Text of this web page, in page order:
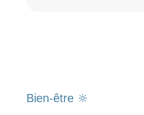
Bien-être 🔆